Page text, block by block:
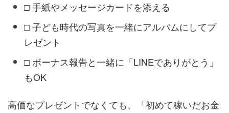
□ 手紙やメッセージカードを添える
□ 子ども時代の写真を一緒にアルバムにしてプ
レゼント
□ ボーナス報告と一緒に「LINEでありがとう」
もOK
高価なプレゼントでなくても、「初めて稼いだお金